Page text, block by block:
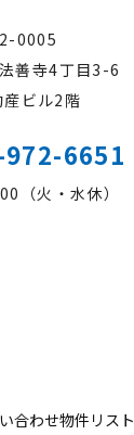
0005
善寺4丁目3-6
産ビル2階
6651
（火・水休）
合わせ物件リスト